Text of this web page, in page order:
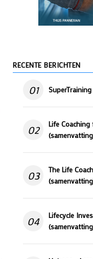
RECENTE BERICHTEN
01
02
Life
03
The Life
04
Lifecycle